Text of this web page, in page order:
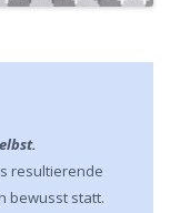
.
resultierende
bewusst statt.